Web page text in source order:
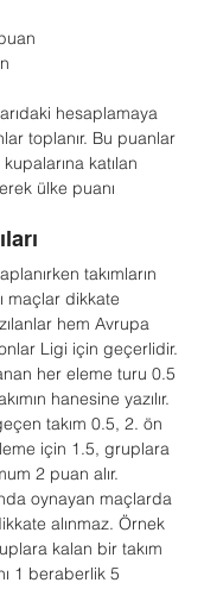
hesaplamaya
toplanır. Bu puanlar
katılan
ülke puanı
takımların
maçlar dikkate
hem Avrupa
Ligi için geçerlidir.
her eleme turu 0.5
hanesine yazılır.
takım 0.5, 2. ön
için 1.5, gruplara
2 puan alır.
oynayan maçlarda
alınmaz. Örnek
kalan bir takım
1 beraberlik 5